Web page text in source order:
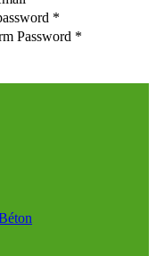
*
Password *